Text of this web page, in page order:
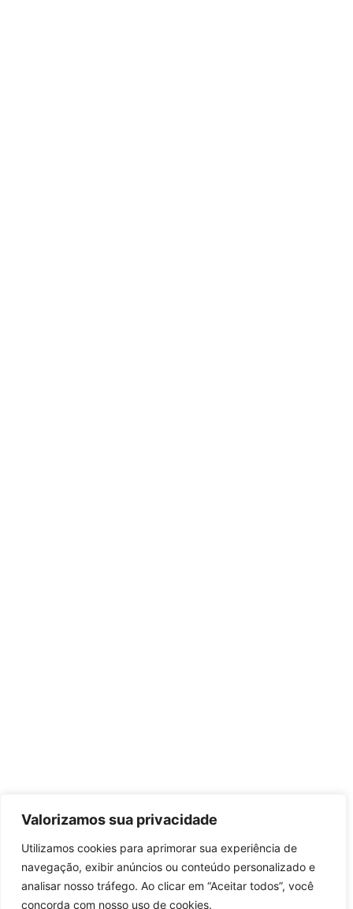
Valorizamos sua privacidade
Utilizamos cookies para aprimorar sua experiência de
navegação, exibir anúncios ou conteúdo personalizado e
analisar nosso tráfego. Ao clicar em “Aceitar todos”, você
concorda com nosso uso de cookies.